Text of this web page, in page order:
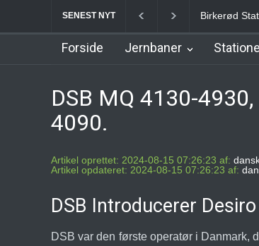
SENEST NYT Allerød
Forside Jernbaner
DSB MQ 4130-
4090.
Artikel oprettet: 2024-08-15 07:26:23 af:
Artikel opdateret: 2024-08-15 07:26:23 af:
DSB Introducerer
DSB var den første operatør i Danmark,